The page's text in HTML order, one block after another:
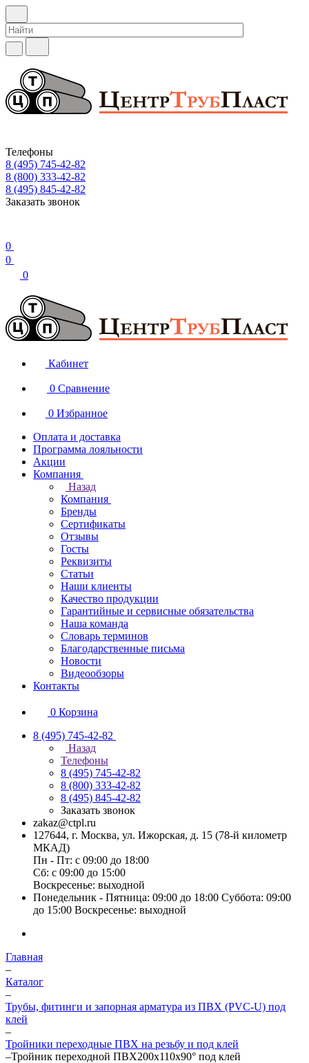
Телефоны
8 (495) 745-42-82
8 (800) 333-42-82
8 (495) 845-42-82
Заказать звонок
0
0
0
Кабинет
0 Сравнение
0 Избранное
Оплата и доставка
Программа лояльности
Акции
Компания
Назад
Компания
Бренды
Сертификаты
Отзывы
Госты
Реквизиты
Статьи
Наши клиенты
Качество продукции
Гарантийные и сервисные обязательства
Наша команда
Словарь терминов
Благодарственные письма
Новости
Видеообзоры
Контакты
0 Корзина
8 (495) 745-42-82
Назад
Телефоны
8 (495) 745-42-82
8 (800) 333-42-82
8 (495) 845-42-82
Заказать звонок
zakaz@ctpl.ru
127644, г. Москва, ул. Ижорская, д. 15 (78-й километр
МКАД)
Пн - Пт: с 09:00 до 18:00
Сб: с 09:00 до 15:00
Воскресенье: выходной
Понедельник - Пятница: 09:00 до 18:00 Суббота: 09:00
до 15:00 Воскресенье: выходной
Главная
–
Каталог
–
Трубы, фитинги и запорная арматура из ПВХ (PVC-U) под
клей
–
Тройники переходные ПВХ на резьбу и под клей
–Тройник переходной ПВХ200х110х90° под клей